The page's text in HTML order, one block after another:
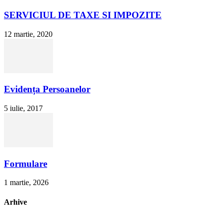
SERVICIUL DE TAXE SI IMPOZITE
12 martie, 2020
Evidența Persoanelor
5 iulie, 2017
Formulare
1 martie, 2026
Arhive